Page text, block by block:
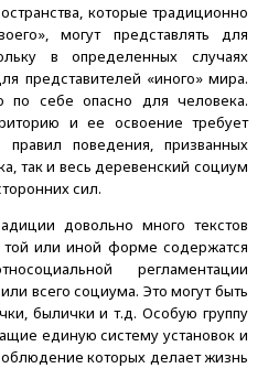
которые традиционно
могут представлять для
в определенных случаях
представителей «иного» мира.
по себе опасно для человека.
и ее освоение требует
поведения, призванных
так и весь деревенский социум
сил.
довольно много текстов
или иной форме содержатся
регламентации
всего социума. Это могут быть
былички и т.д. Особую группу
единую систему установок и
которых делает жизнь